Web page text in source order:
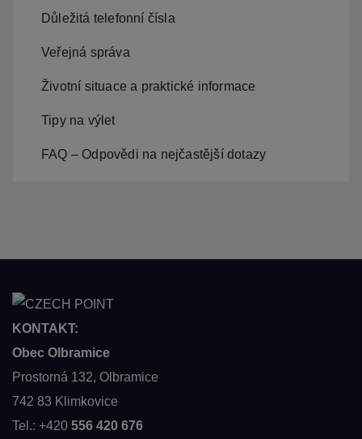
Důležitá telefonní čísla
Veřejná správa
Životní situace a praktické informace
Tipy na výlet
FAQ – Odpovědi na nejčastější dotazy
KONTAKT:
Obec Olbramice
Prostorná 132, Olbramice
742 83 Klimkovice
Tel.: +420 556 420 676